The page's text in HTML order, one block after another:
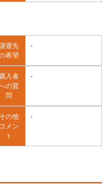
渡先
希望
-
入者
の質
問
-
その他
コメン
ト
-